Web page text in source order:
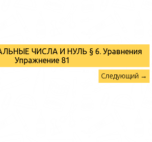
ЧИСЛА И НУЛЬ § 6. Уравнения
Упражнение 81
Следующий →